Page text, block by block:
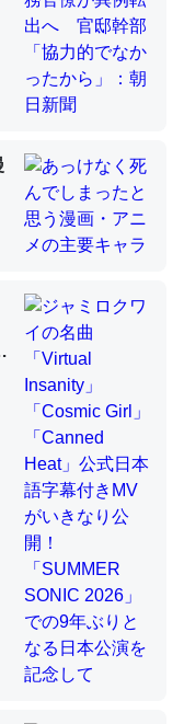
昆虫はなぜ海にいな
足してて両方に不
って面白い。海に
カルシウムを使わ
うのか？
使う脊椎動物と貝
を無くしてナメク
昆虫はなぜ海にいな
に覗いてる。ぼ